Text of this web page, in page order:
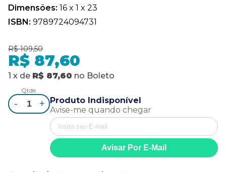
Dimensões: 16 x 1 x 23
ISBN: 9789724094731
R$ 109,50
R$ 87,60
1 x de R$ 87,60 no Boleto
Qtde.
- +
Produto Indisponível
Avise-me quando chegar